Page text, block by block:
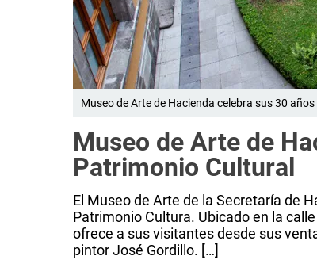
Museo de Arte de Hacienda celebra sus 30
Museo de Arte de
Patrimonio Cultural
El Museo de Arte de la Secretaría de
Patrimonio Cultura. Ubicado en la
ofrece a sus visitantes desde sus
pintor José Gordillo. […]